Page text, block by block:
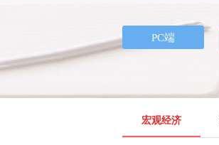
宏观经济